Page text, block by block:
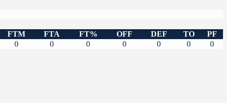
FTM FTA FT% OFF DEF TO
PF
0 0 0 0 0 0 0